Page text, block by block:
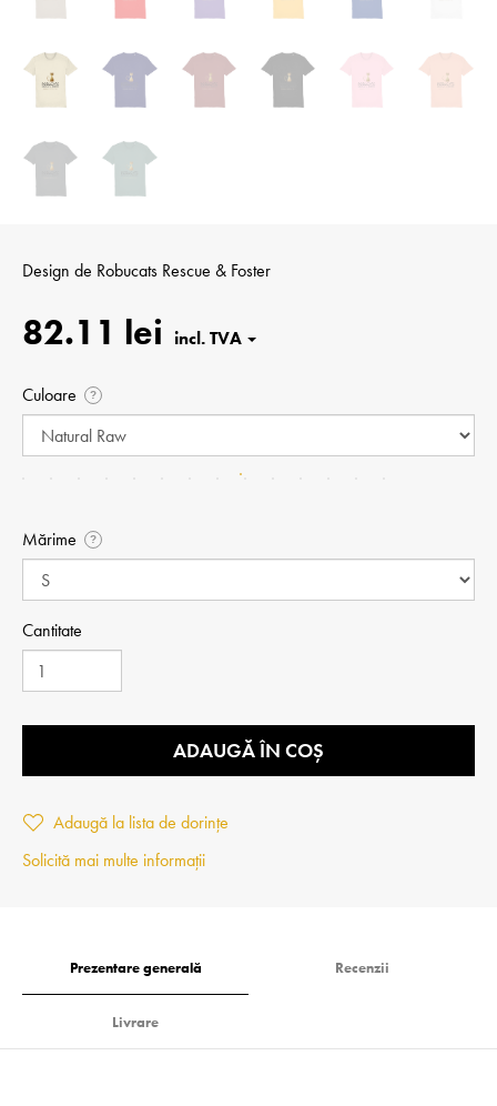
Design de Robucats Rescue & Foster
82.11 lei
Culoare ?
Mărime ?
Cantitate
ADAUGĂ ÎN COȘ
Adaugă la lista de dorințe
Solicită mai multe informații
Prezentare generală Recenzii
Livrare